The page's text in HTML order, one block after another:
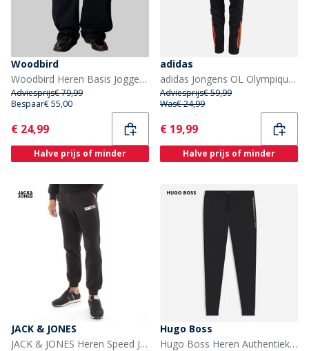
Woodbird
Woodbird Heren Basis Joggers Zwart
Adviesprijs€ 79,99
Bespaar€ 55,00
Current
€ 24,99
Halve prijs of minder
adidas
adidas Jongens OL Olympique Lyon Trainingsbroek Zwart/App Solar Red
Adviesprijs€ 59,99
Was€ 24,99
Current
€ 19,99
Halve prijs of minder
JACK & JONES
JACK & JONES Heren Speed Joggers Zwart
Hugo Boss
Hugo Boss Heren Authentieke Joggers Zwart